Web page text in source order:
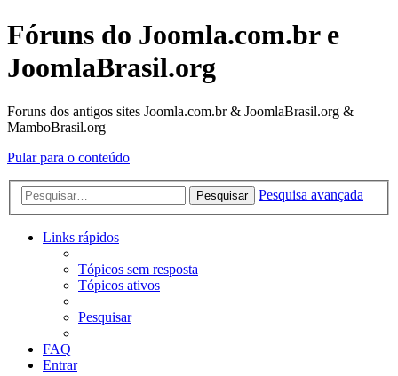
Fóruns do Joomla.com.br e
JoomlaBrasil.org
Foruns dos antigos sites Joomla.com.br & JoomlaBrasil.org &
MamboBrasil.org
Pular para o conteúdo
Pesquisar Pesquisa avançada
Links rápidos
Tópicos sem resposta
Tópicos ativos
Pesquisar
FAQ
Entrar